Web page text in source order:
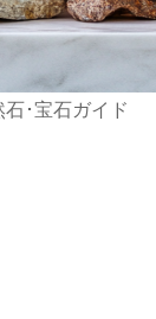
･宝石ガイド